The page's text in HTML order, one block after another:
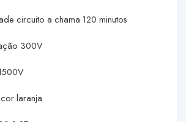
circuito a chama 120 minutos
300V
cor laranja